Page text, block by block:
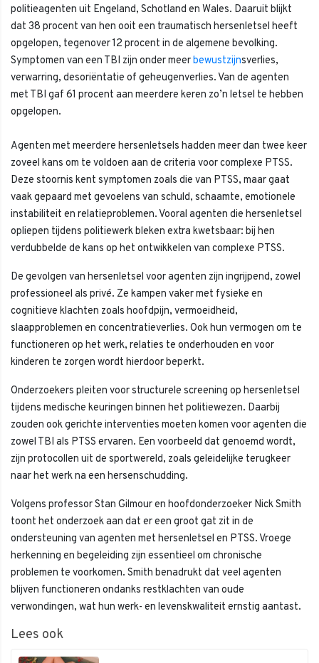
politieagenten uit Engeland, Schotland en Wales. Daaruit blijkt
dat 38 procent van hen ooit een traumatisch hersenletsel heeft
opgelopen, tegenover 12 procent in de algemene bevolking.
Symptomen van een TBI zijn onder meerbewustzijnsverlies,
verwarring, desoriëntatie of geheugenverlies. Van de agenten
met TBI gaf 61 procent aan meerdere keren zo’n letsel te hebben
opgelopen.
Agenten met meerdere hersenletsels hadden meer dan twee keer
zoveel kans om te voldoen aan de criteria voor complexe PTSS.
Deze stoornis kent symptomen zoals die van PTSS, maar gaat
vaak gepaard met gevoelens van schuld, schaamte, emotionele
instabiliteit en relatieproblemen. Vooral agenten die hersenletsel
opliepen tijdens politiewerk bleken extra kwetsbaar: bij hen
verdubbelde de kans op het ontwikkelen van complexe PTSS.
De gevolgen van hersenletsel voor agenten zijn ingrijpend, zowel
professioneel als privé. Ze kampen vaker met fysieke en
cognitieve klachten zoals hoofdpijn, vermoeidheid,
slaapproblemen en concentratieverlies. Ook hun vermogen om te
functioneren op het werk, relaties te onderhouden en voor
kinderen te zorgen wordt hierdoor beperkt.
Onderzoekers pleiten voor structurele screening op hersenletsel
tijdens medische keuringen binnen het politiewezen. Daarbij
zouden ook gerichte interventies moeten komen voor agenten die
zowel TBI als PTSS ervaren. Een voorbeeld dat genoemd wordt,
zijn protocollen uit de sportwereld, zoals geleidelijke terugkeer
naar het werk na een hersenschudding.
Volgens professor Stan Gilmour en hoofdonderzoeker Nick Smith
toont het onderzoek aan dat er een groot gat zit in de
ondersteuning van agenten met hersenletsel en PTSS. Vroege
herkenning en begeleiding zijn essentieel om chronische
problemen te voorkomen. Smith benadrukt dat veel agenten
blijven functioneren ondanks restklachten van oude
verwondingen, wat hun werk- en levenskwaliteit ernstig aantast.
Lees ook